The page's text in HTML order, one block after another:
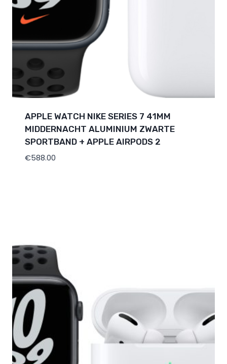
APPLE WATCH NIKE SERIES 7 41MM
MIDDERNACHT ALUMINIUM ZWARTE
SPORTBAND + APPLE AIRPODS 2
€588.00